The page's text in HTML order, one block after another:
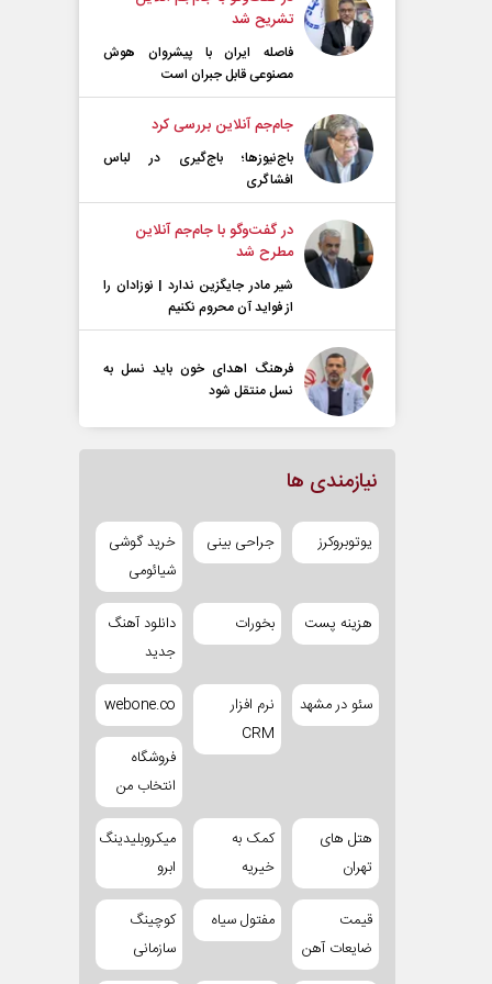
تشریح شد
فاصله ایران با پیشرو‌ان هوش
مصنوعی قابل جبران است
جام‌جم آنلاین بررسی کرد
باج‌نیوزها؛ باج‌گیری در لباس
افشاگری
در گفت‌و‌گو با جام‌جم آنلاین
مطرح شد
شیر مادر جایگزین ندارد | نوزادان را
از فواید آن محروم نکنیم
فرهنگ اهدای خون باید نسل به
نسل منتقل شود
نیازمندی ها
یوتوبروکرز جراحی بینی
خرید گوشی
شیائومی
هزینه پست بخورات
دانلود آهنگ
جدید
سئو در مشهد
نرم افزار
CRM
webone.co
فروشگاه
انتخاب من
هتل های
تهران
کمک به
خیریه
میکروبلیدینگ
ابرو
قیمت
ضایعات آهن
مفتول سیاه
کوچینگ
سازمانی